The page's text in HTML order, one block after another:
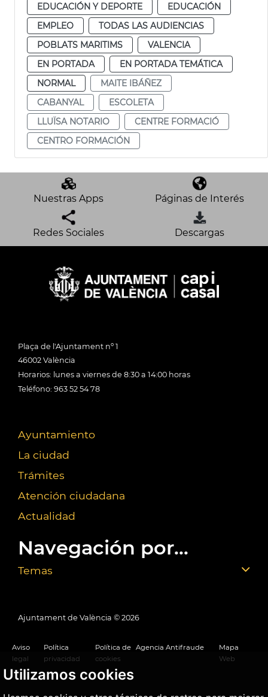
Utilizamos cookies
EDUCACIÓN Y DEPORTE
EDUCACIÓN
EMPLEO
TODAS LAS AUDIENCIAS
POBLATS MARITIMS
VALENCIA
EN PORTADA
EN PORTADA TEMÁTICA
NORMAL
MAITE IBÁÑEZ
CABANYAL
ESCOLETA
LLUÏSA NOTARIO
CENTRE FORMACIÓ
CENTRO FORMACIÓN
Nuestras Apps Páginas de Interés
Redes Sociales Descargas
Plaça de l'Ajuntament nº 1
46002 València
Horarios: lunes a viernes de 8:30 a 14:00 horas
Teléfono: 963 52 54 78
Ayuntamiento
La ciudad
Trámites
Atención ciudadana
Actualidad
Navegación por...
Temas
Ajuntament de València © 2026
Aviso
legal
Política
privacidad
Política de
cookies
Agencia Antifraude
Mapa
Web